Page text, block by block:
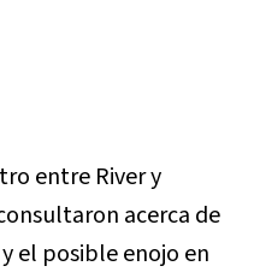
entre River y
acerca de
el posible enojo en